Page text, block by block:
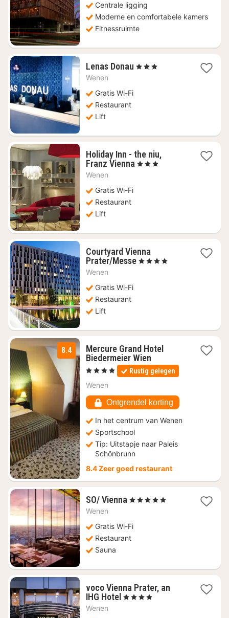
Centrale ligging
Moderne en comfortabele kamers
Fitnessruimte
Lenas Donau 1
, 3 Sterren
Wenen
Gratis Wi-Fi
Restaurant
Lift
Holiday Inn - the niu,
Franz Vienna 1
, 3 Sterren
Wenen
Gratis Wi-Fi
Restaurant
Lift
Courtyard Vienna
Prater/Messe1
, 4 Sterren
Wenen
Gratis Wi-Fi
Restaurant
Lift
8.4
Mercure Grand Hotel
Biedermeier Wien1
nacht
vanaf
178
, 4 Sterren Rustig gelegen
Wenen
Ontgrendel korting
In het centrum van Wenen
Sportschool
Tip: Uitstapje naar Paleis
Schönbrunn
8.4 Zeer goed restaurant
SO/ Vienna 1
€
156,52
, 5 Sterren
Wenen
Gratis Wi-Fi
Restaurant
Sauna
voco Vienna Prater, an
IHG Hotel 1
, 4 Sterren
Wenen